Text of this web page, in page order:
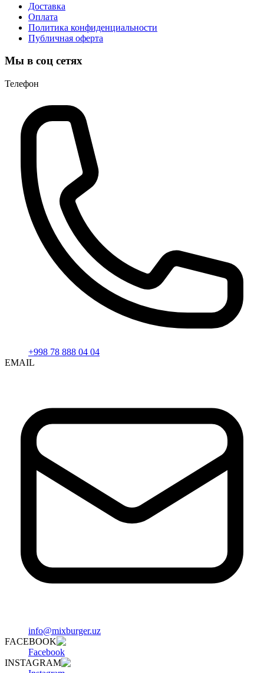
Доставка
Оплата
Политика конфиденциальности
Публичная оферта
Мы в соц сетях
Телефон
+998 78 888 04 04
EMAIL
info@mixburger.uz
FACEBOOK
Facebook
INSTAGRAM